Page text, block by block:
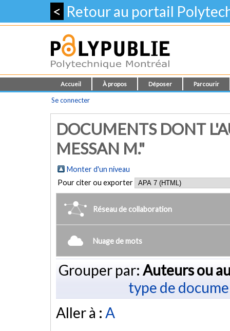
< Retour au portail
Accueil À propos Déposer Parcourir
Se connecter
DOCUMENTS DONT
MESSAN M."
Monter d'un niveau
Pour citer ou exporter
Réseau de collaboration
Nuage de mots
Grouper par: Auteurs ou
type de
Aller à : A